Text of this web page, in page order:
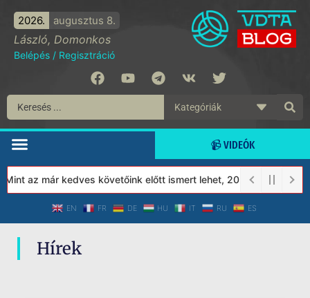
2026. augusztus 8.
László, Domonkos
Belépés / Regisztráció
📹 VIDEÓK
az már kedves követőink előtt ismert lehet, 2023-tól a
EN FR DE HU IT RU ES
Hírek